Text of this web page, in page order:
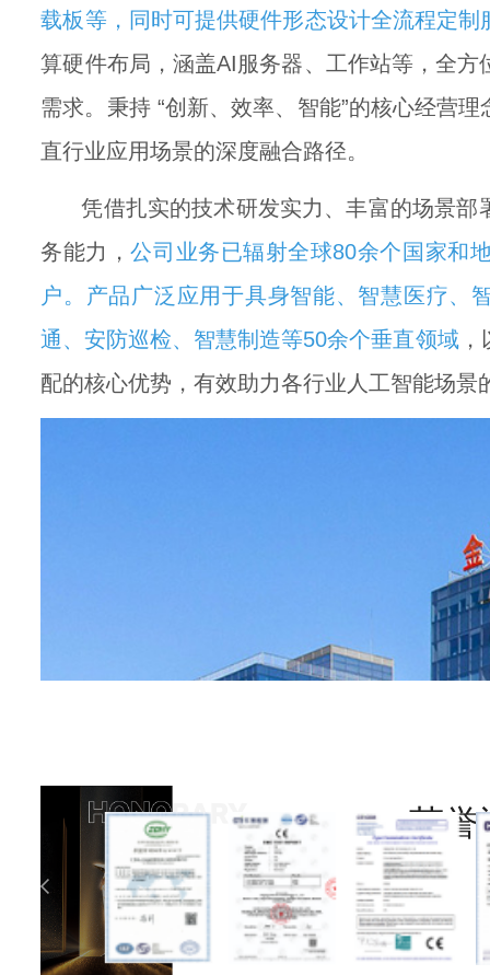
载板等，同时可提供硬件形态设计全流程定制
算硬件布局，涵盖AI服务器、工作站等，全
需求。秉持 “创新、效率、智能”的核心经营
直行业应用场景的深度融合路径。
凭借扎实的技术研发实力、丰富的场景部
务能力，公司业务已辐射全球80余个国家和
户。产品广泛应用于具身智能、智慧医疗、
通、安防巡检、智慧制造等50余个垂直领域，
配的核心优势，有效助力各行业人工智能场景
荣誉